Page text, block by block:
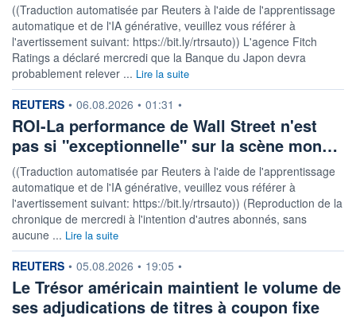
OUVERTURE
0,0045
CLÔTURE VEILLE
0,0045
+ HAUT
0,0046
+ BAS
COTATION SPÉCIFIQUE
219,9518 -0,42%
+ PORTEFEUILLE + LISTE
((Traduction automatisée par Reuters à l'aide de l'apprentissage
automatique et de l'IA générative, veuillez vous référer à
l'avertissement suivant: https://bit.ly/rtrsauto)) L'agence Fitch
Ratings a déclaré mercredi que la Banque du Japon devra
probablement relever ... Lire la suite
information fournie par
REUTERS • 06.08.2026 • 01:31 •
ROI-La performance de Wall Street n'est
pas si "exceptionnelle" sur la scène mon…
((Traduction automatisée par Reuters à l'aide de l'apprentissage
automatique et de l'IA générative, veuillez vous référer à
l'avertissement suivant: https://bit.ly/rtrsauto)) (Reproduction de la
chronique de mercredi à l'intention d'autres abonnés, sans
aucune ... Lire la suite
information fournie par
REUTERS • 05.08.2026 • 19:05 •
Le Trésor américain maintient le volume de
ses adjudications de titres à coupon fixe